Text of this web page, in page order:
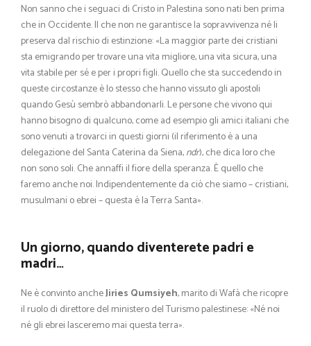
Non sanno che i seguaci di Cristo in Palestina sono nati ben prima
che in Occidente. Il che non ne garantisce la sopravvivenza né li
preserva dal rischio di estinzione: «La maggior parte dei cristiani
sta emigrando per trovare una vita migliore, una vita sicura, una
vita stabile per sé e per i propri figli. Quello che sta succedendo in
queste circostanze è lo stesso che hanno vissuto gli apostoli
quando Gesù sembrò abbandonarli. Le persone che vivono qui
hanno bisogno di qualcuno, come ad esempio gli amici italiani che
sono venuti a trovarci in questi giorni (il riferimento è a una
delegazione del Santa Caterina da Siena,ndr), che dica loro che
non sono soli. Che annaffi il fiore della speranza. È quello che
faremo anche noi. Indipendentemente da ciò che siamo – cristiani,
musulmani o ebrei – questa è la Terra Santa».
Un giorno, quando diventerete padri e
madri…
Ne è convinto ancheJiries Qumsiyeh, marito di Wafà che ricopre
il ruolo di direttore del ministero del Turismo palestinese: «Né noi
né gli ebrei lasceremo mai questa terra».